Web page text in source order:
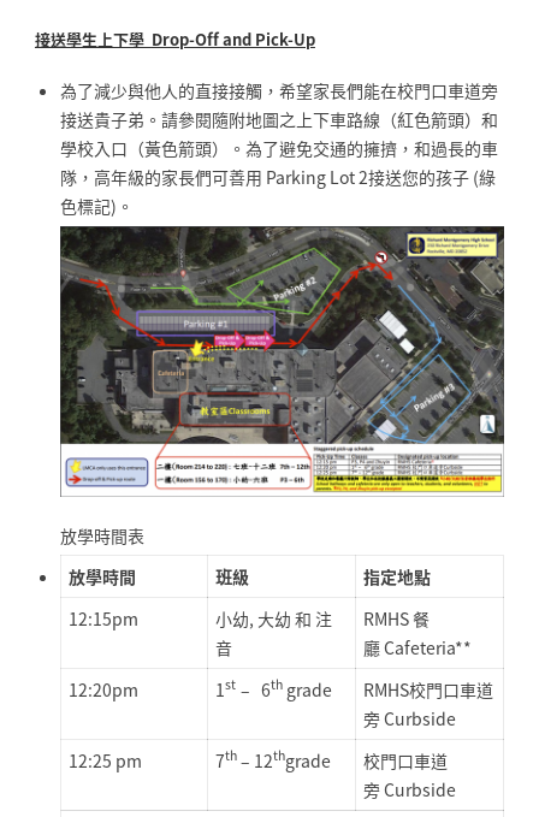
接送學生上下學 Drop-Off and Pick-Up
為了減少與他人的直接接觸，希望家長們能在校門口車道旁
接送貴子弟。請參閱隨附地圖之上下車路線（紅色箭頭）和
學校入口（黃色箭頭）。為了避免交通的擁擠，和過長的車
隊，高年級的家長們可善用 Parking Lot 2接送您的孩子 (綠
色標記)。
放學時間表
放學時間
班級
指定地點
12:15pm
小幼, 大幼 和 注
音
RMHS 餐
廳 Cafeteria**
12:20pm
1 st – 6thgrade
RMHS校門口車道
旁 Curbside
12:25 pm
7th– 12thgrade
校門口車道
旁 Curbside